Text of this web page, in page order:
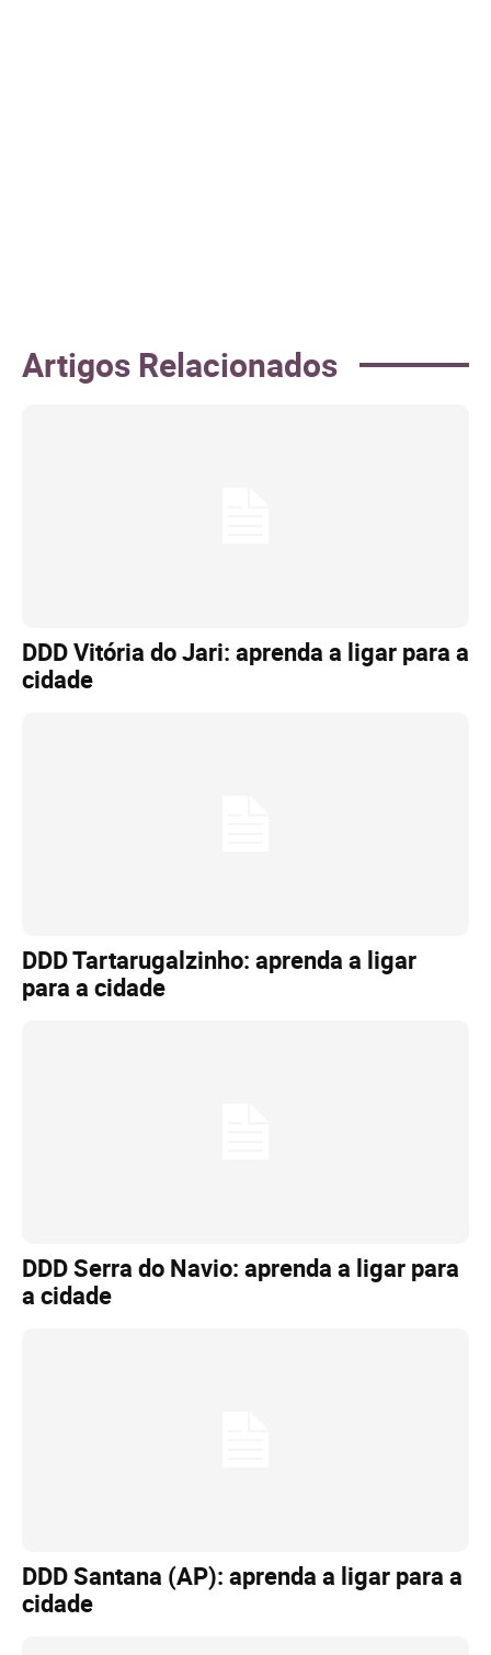
Artigos Relacionados
DDD Vitória do Jari: aprenda a ligar para a
cidade
DDD Tartarugalzinho: aprenda a ligar
para a cidade
DDD Serra do Navio: aprenda a ligar para
a cidade
DDD Santana (AP): aprenda a ligar para a
cidade